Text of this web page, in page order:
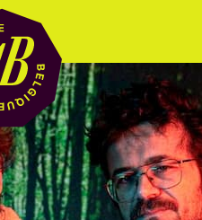
Location de